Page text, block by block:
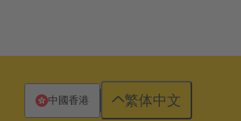
中國香港 繁体中文